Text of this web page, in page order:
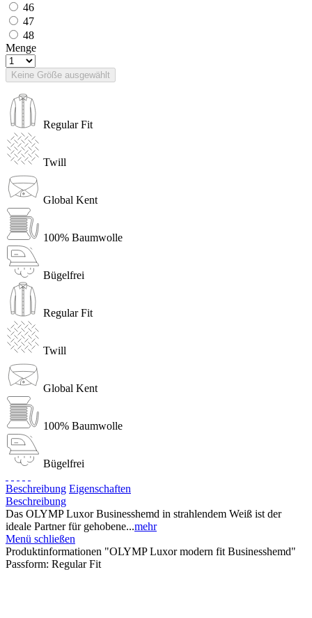
46
47
48
Menge
Keine Größe ausgewählt
Regular Fit
Twill
Global Kent
100% Baumwolle
Bügelfrei
Regular Fit
Twill
Global Kent
100% Baumwolle
Bügelfrei
Beschreibung Eigenschaften
Beschreibung
Das OLYMP Luxor Businesshemd in strahlendem Weiß ist der
ideale Partner für gehobene...mehr
Menü schließen
Produktinformationen "OLYMP Luxor modern fit Businesshemd"
Passform: Regular Fit